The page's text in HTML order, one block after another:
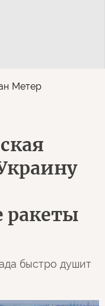
Метер
ракеты
быстро душит